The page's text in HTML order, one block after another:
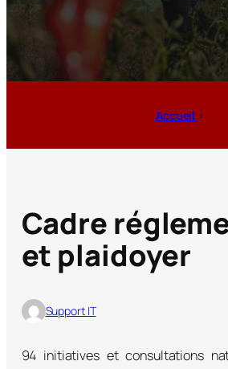
Accueil >
Cadre
et plaidoyer
Support IT
94 initiatives et consultations